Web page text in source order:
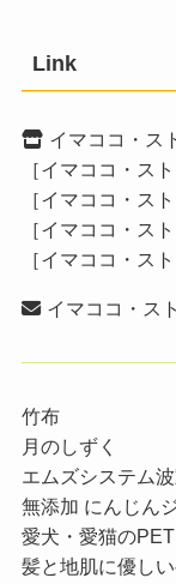
Link
イマココ・ス
［イマココ・ス
［イマココ・ス
［イマココ・ス
［イマココ・ス
イマココ・ス
竹布
月のしずく
エムズシステム
無添加 にんじん
愛犬・愛猫の
髪と地肌に優し